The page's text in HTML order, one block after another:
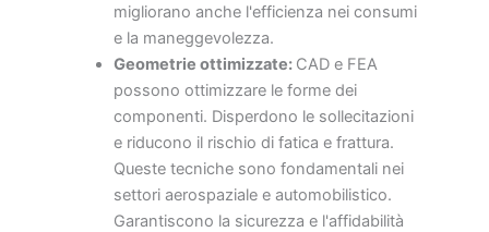
migliorano anche l'efficienza nei consumi
e la maneggevolezza.
Geometrie ottimizzate: CAD e FEA
possono ottimizzare le forme dei
componenti. Disperdono le sollecitazioni
e riducono il rischio di fatica e frattura.
Queste tecniche sono fondamentali nei
settori aerospaziale e automobilistico.
Garantiscono la sicurezza e l'affidabilità